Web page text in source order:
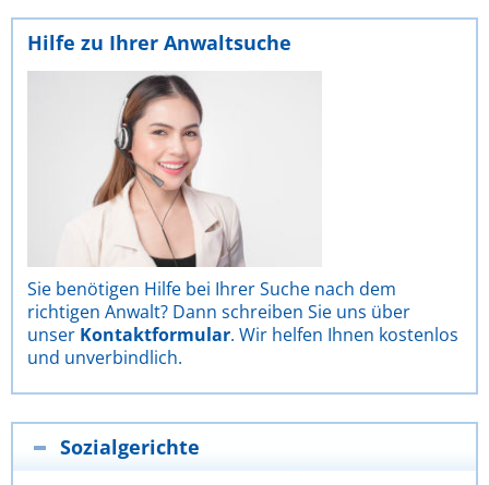
Hilfe zu Ihrer Anwaltsuche
Sie benötigen Hilfe bei Ihrer Suche nach dem
richtigen Anwalt? Dann schreiben Sie uns über
unser Kontaktformular. Wir helfen Ihnen kostenlos
und unverbindlich.
Sozialgerichte